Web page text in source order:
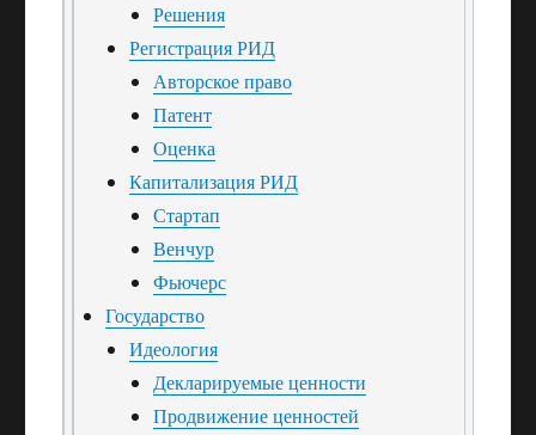
Решения
Регистрация РИД
Авторское право
Патент
Оценка
Капитализация РИД
Стартап
Венчур
Фьючерс
Государство
Идеология
Декларируемые ценности
Продвижение ценностей